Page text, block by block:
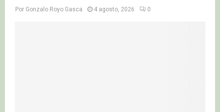
Por Gonzalo Royo Gasca 4 agosto, 2026 0